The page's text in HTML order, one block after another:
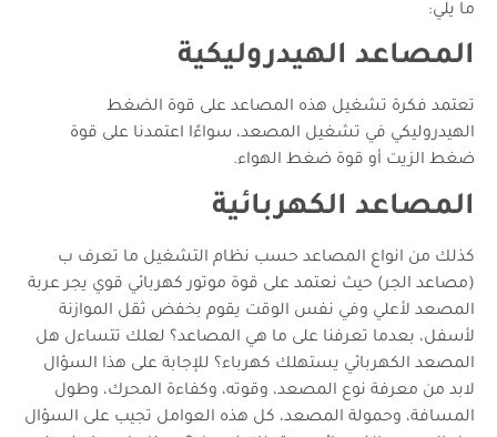
ما يلي:
المصاعد الهيدروليكية
تعتمد فكرة تشغيل هذه المصاعد على قوة الضغط
الهيدروليكي في تشغيل المصعد، سواءًا اعتمدنا على قوة
ضغط الزيت أو قوة ضغط الهواء.
المصاعد الكهربائية
كذلك من انواع المصاعد حسب نظام التشغيل ما تعرف ب
(مصاعد الجر) حيث نعتمد على قوة موتور كهربائي قوي يجر عربة
المصعد لأعلي وفي نفس الوقت يقوم بخفض ثقل الموازنة
لأسفل، بعدما تعرفنا على ما هي المصاعد؟ لعلك تتساءل هل
المصعد الكهربائي يستهلك كهرباء؟ للإجابة على هذا السؤال
لابد من معرفة نوع المصعد، وقوته، وكفاءة المحرك، وطول
المسافة، وحمولة المصعد، كل هذه العوامل تجيب على السؤال